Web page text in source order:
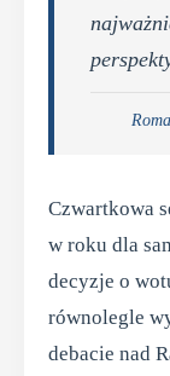
Czwartkowa
w roku dla
decyzje o
równolegle
debacie nad